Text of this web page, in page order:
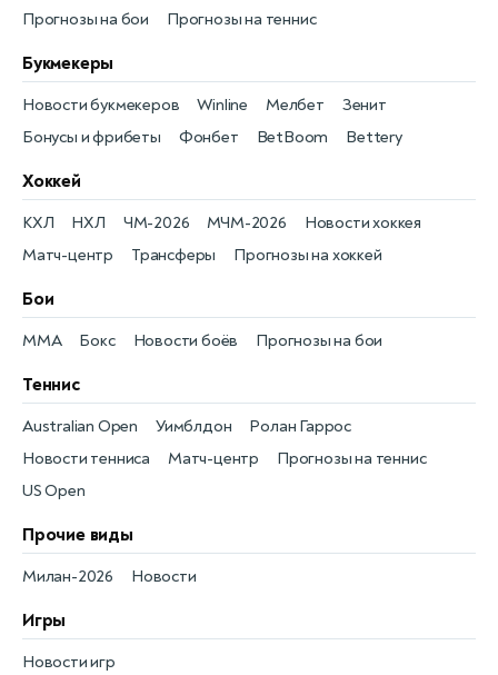
Прогнозы на бои Прогнозы на теннис
Букмекеры
Бонусы и фрибеты
Новости букмекеров
Фонбет
Winline
BetBoom
Мелбет
Bettery
Зенит
Хоккей
Новости хоккея
КХЛ
Матч-центр
НХЛ
Трансферы
ЧМ-2026
Прогнозы на хоккей
МЧМ-2026
Бои
Новости боёв
MMA Прогнозы на бои
Бокс
Теннис
Новости тенниса
Australian Open
Матч-центр
Уимблдон
Прогнозы на теннис
Ролан Гаррос
US Open
Прочие виды
Новости
Милан-2026
Игры
Новости игр